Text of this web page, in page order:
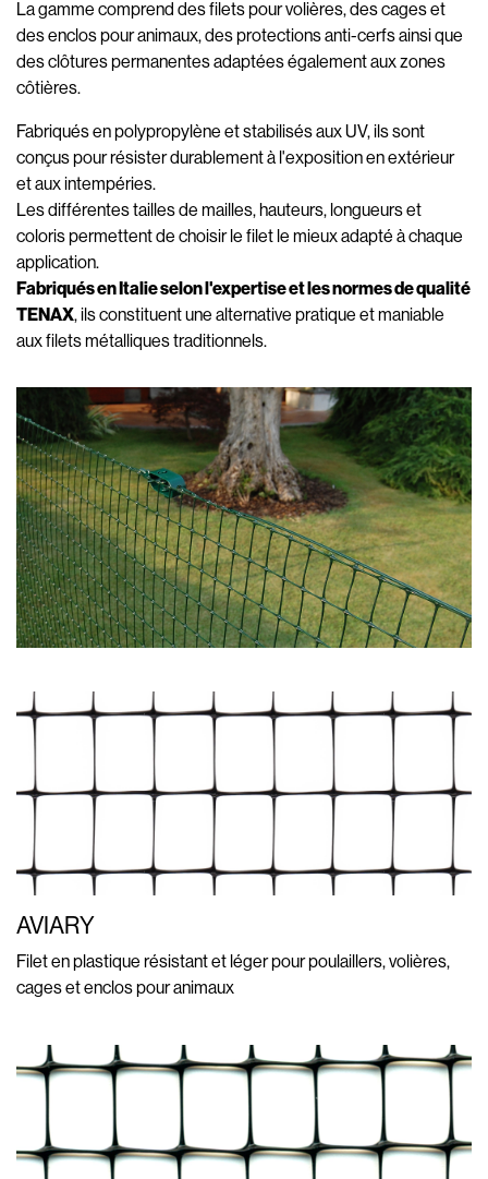
La gamme comprend des filets pour volières, des cages et
des enclos pour animaux, des protections anti-cerfs ainsi que
des clôtures permanentes adaptées également aux zones
côtières.
Fabriqués en polypropylène et stabilisés aux UV, ils sont
conçus pour résister durablement à l'exposition en extérieur
et aux intempéries.
Les différentes tailles de mailles, hauteurs, longueurs et
coloris permettent de choisir le filet le mieux adapté à chaque
application.
Fabriqués en Italie selon l'expertise et les normes de qualité
TENAX, ils constituent une alternative pratique et maniable
aux filets métalliques traditionnels.
AVIARY
Filet en plastique résistant et léger pour poulaillers, volières,
cages et enclos pour animaux